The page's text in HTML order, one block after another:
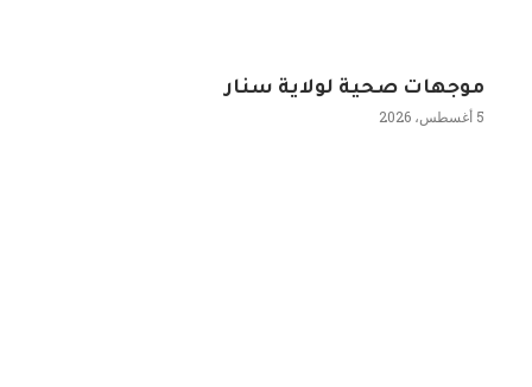
موجهات صحية لولاية سنار
5 أغسطس، 2026